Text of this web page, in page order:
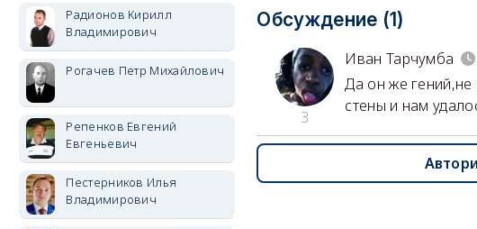
Обсуждение (1)
3
Иван Тарчумба
Да он же гений,не
стены и нам
Радионов Кирилл
Владимирович
Рогачев Петр Михайлович
Репенков Евгений
Евгеньевич
Пестерников Илья
Владимирович